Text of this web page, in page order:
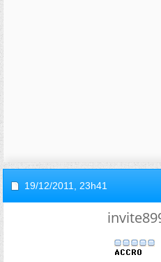
19/12/2011, 23h41